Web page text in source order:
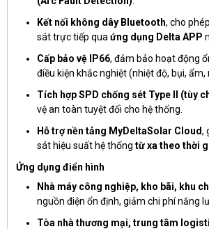
Kết nối không dây Bluetooth, cho
sát trực tiếp qua ứng dụng Delta APP
Cấp bảo vệ IP66, đảm bảo hoạt động
điều kiện khắc nghiệt (nhiệt độ, bụi, ẩm,
Tích hợp SPD chống sét Type II (tùy
vệ an toàn tuyệt đối cho hệ thống.
Hỗ trợ nền tảng MyDeltaSolar Cloud,
sát hiệu suất hệ thống từ xa theo thời
Ứng dụng điển hình
Nhà máy công nghiệp, kho bãi, khu
nguồn điện ổn định, giảm chi phí năng
Tòa nhà thương mại, trung tâm